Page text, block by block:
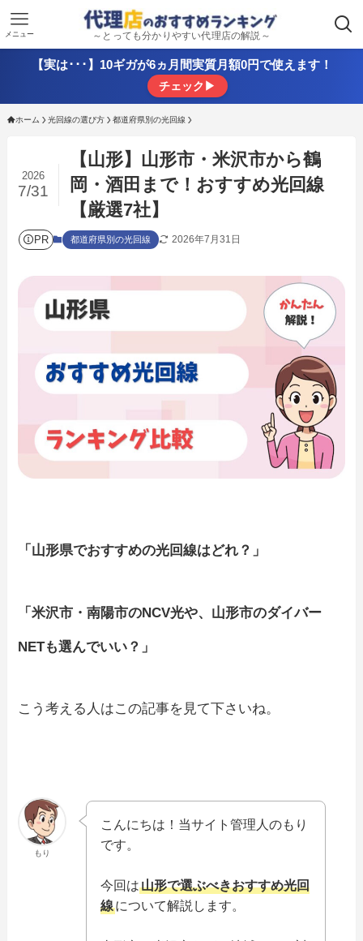
～とっても分かりやすい代理店の解説～
メニュー
【実は･･･】10ギガが6ヵ月間実質月額0円で使えます！
チェック▶
ホーム 光回線の選び方 都道府県別の光回線
【山形】山形市・米沢市から鶴
岡・酒田まで！おすすめ光回線
【厳選7社】
2026
7/31
PR 都道府県別の光回線 2026年7月31日
「山形県でおすすめの光回線はどれ？」
「米沢市・南陽市のNCV光や、山形市のダイバー
NETも選んでいい？」
こう考える人はこの記事を見て下さいね。
もり
こんにちは！当サイト管理人のもり
です。
今回は山形で選ぶべきおすすめ光回
線について解説します。